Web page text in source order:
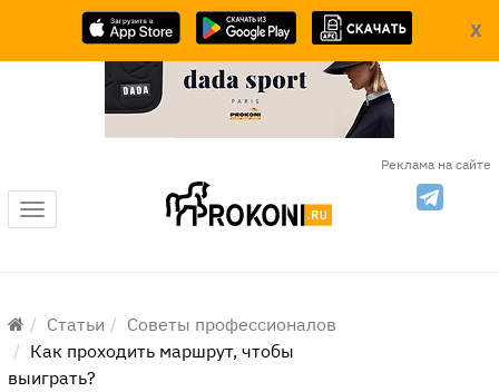
X
Реклама на сайте
Меню
Статьи
Советы профессионалов
Как проходить маршрут, чтобы
выиграть?